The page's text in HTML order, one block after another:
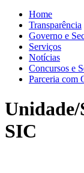
Home
Transparência
Governo e
Serviços
Notícias
Concursos e
Parceria com
Unidade/
SIC